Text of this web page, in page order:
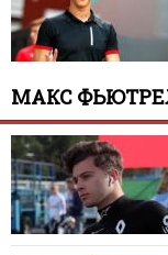
МАКС